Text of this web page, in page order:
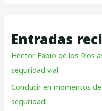
Entradas
Héctor Fabio de los Ríos
seguridad vial
Conducir en momentos
seguridad!